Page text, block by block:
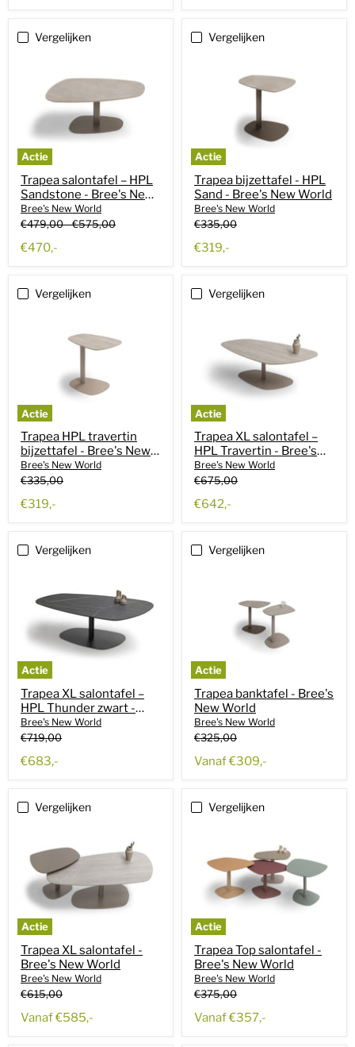
Vergelijken
Actie
Trapea salontafel – HPL
Sandstone - Bree's New
World
Bree's New World
Oorspronkelijke
€479,00-Oorspronkelijke
€575,00
€470,-
Vergelijken
Actie
Trapea bijzettafel - HPL
Sand - Bree's New World
Bree's New World
Oorspronkelijke
€335,00
Huidige
€319,-
Vergelijken
Actie
Trapea HPL travertin
bijzettafel - Bree's New
World
Bree's New World
Oorspronkelijke
€335,00
Huidige
€319,-
Vergelijken
Actie
Trapea XL salontafel –
HPL Travertin - Bree's
New World
Bree's New World
Oorspronkelijke
€675,00
Huidige
€642,-
Vergelijken
Actie
Trapea XL salontafel –
HPL Thunder zwart -
Bree's New World
Bree's New World
Oorspronkelijke
€719,00
Huidige
€683,-
Vergelijken
Actie
Trapea banktafel - Bree's
New World
Bree's New World
Oorspronkelijke
€325,00
Huidige
Vanaf€309,-
Vergelijken
Actie
Trapea XL salontafel -
Bree's New World
Bree's New World
Oorspronkelijke
€615,00
Huidige
Vanaf€585,-
Vergelijken
Actie
Trapea Top salontafel -
Bree's New World
Bree's New World
Oorspronkelijke
€375,00
Huidige
Vanaf€357,-